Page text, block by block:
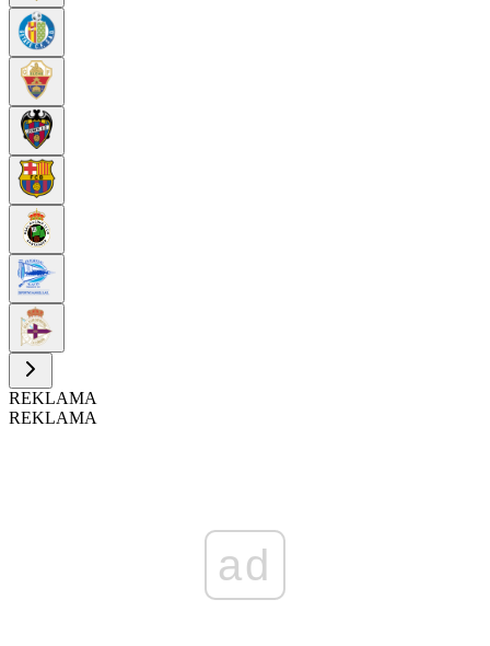
REKLAMA
REKLAMA
ad